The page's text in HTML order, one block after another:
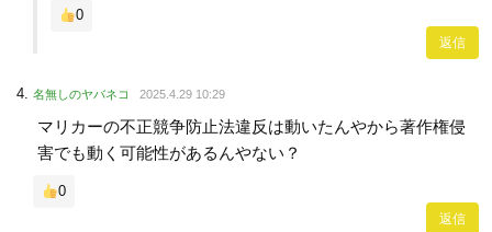
0
返信
名無しのヤバネコ 2025.4.29 10:29
マリカーの不正競争防止法違反は動いたんやから著作権侵
害でも動く可能性があるんやない？
0
返信